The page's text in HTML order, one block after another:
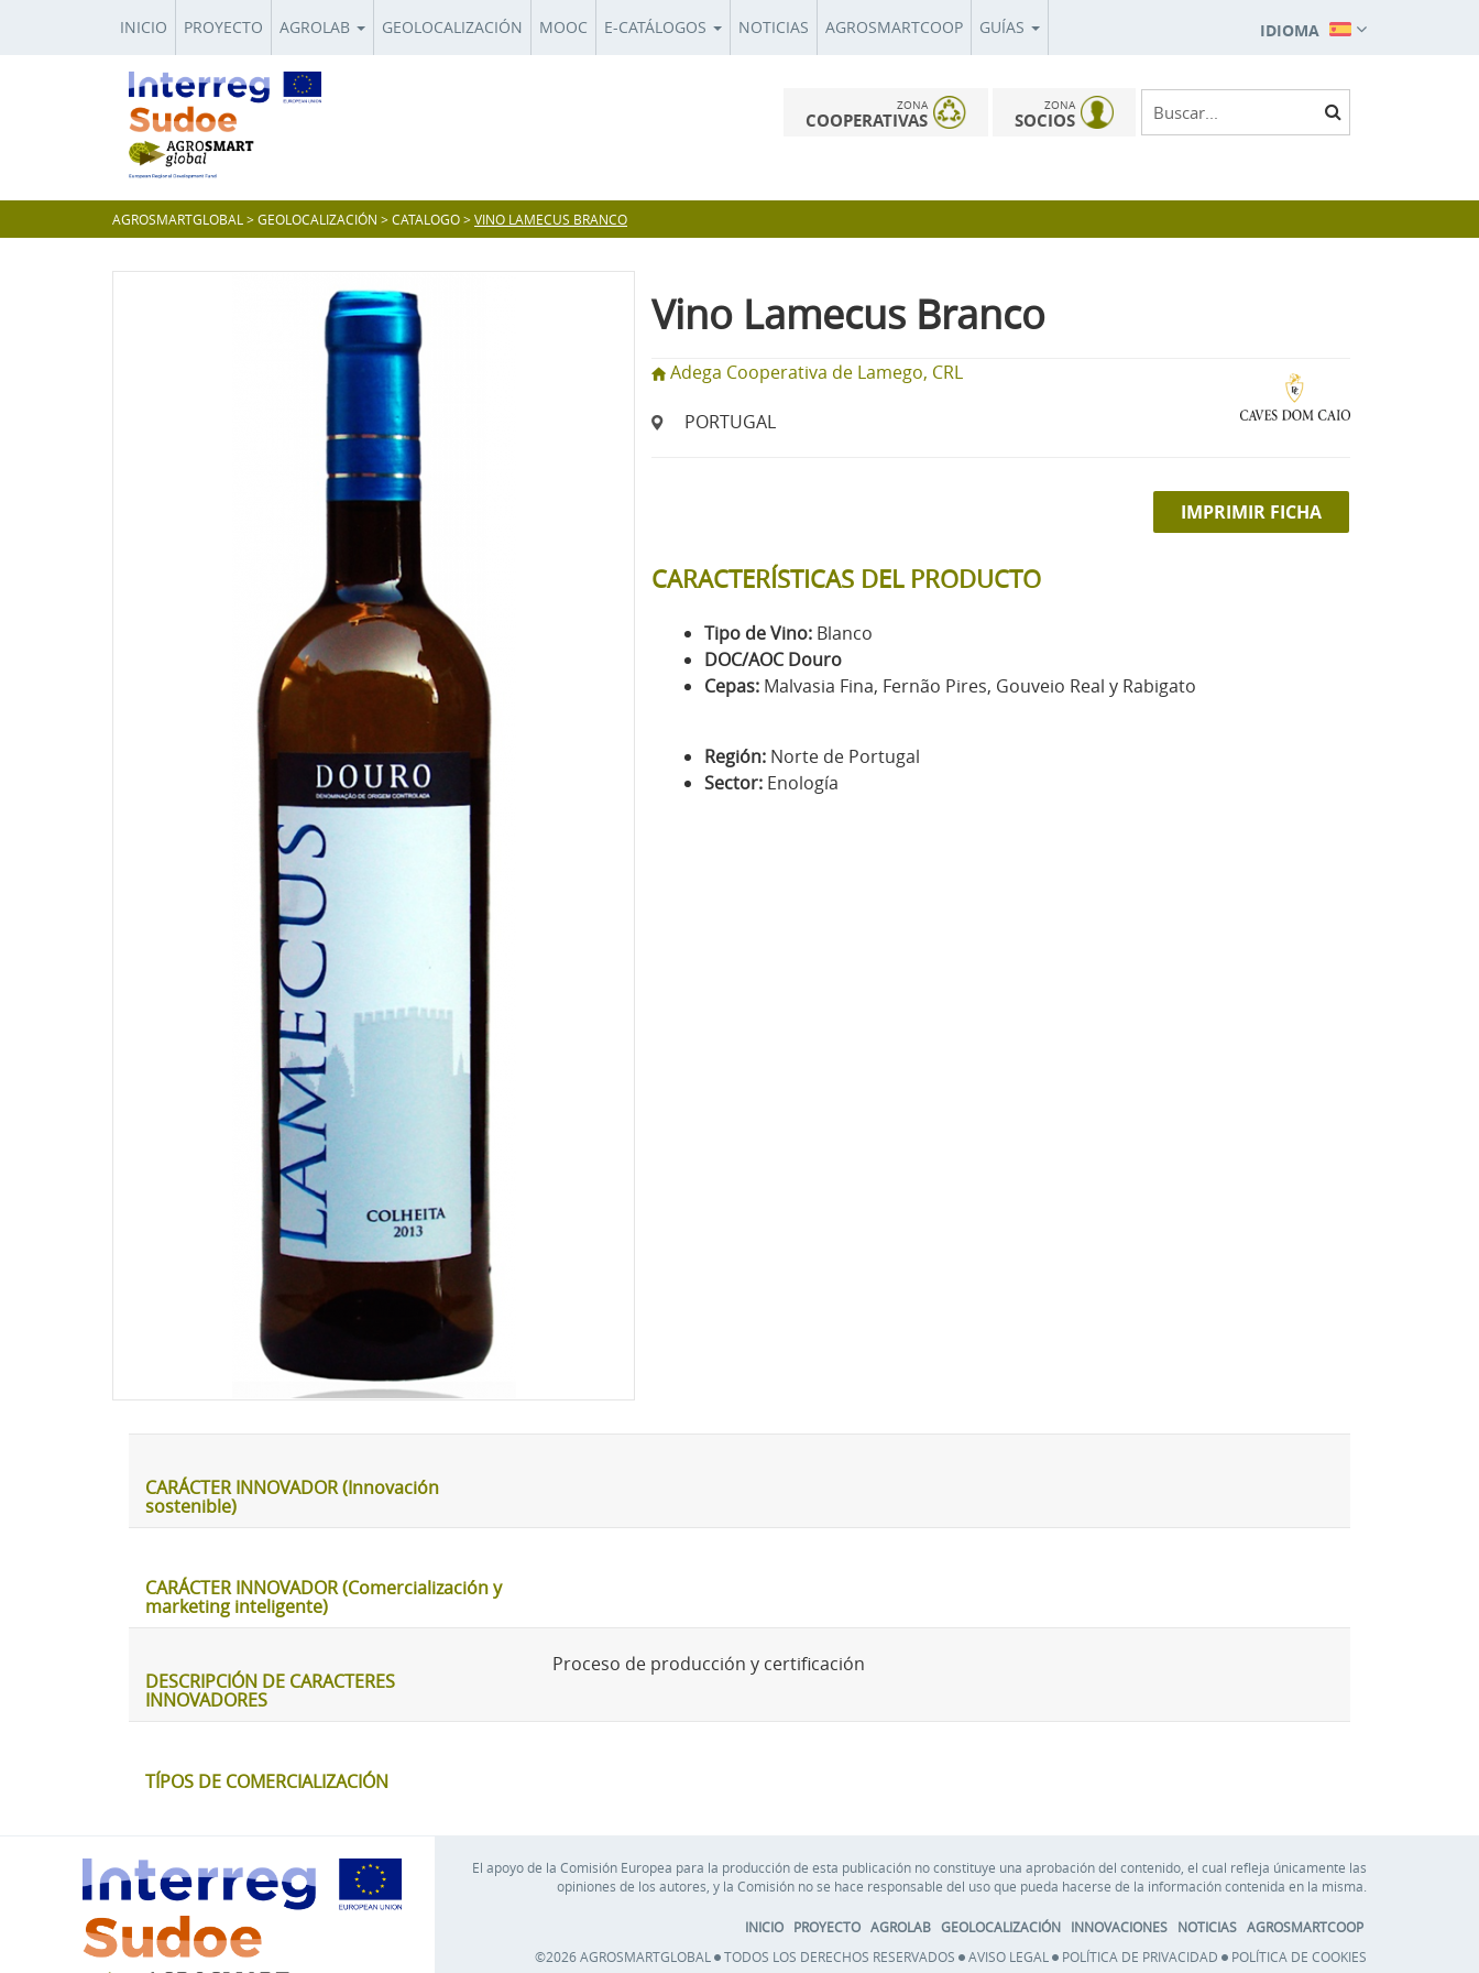
INICIO PROYECTO AGROLAB GEOLOCALIZACIÓN MOOC E-CATÁLOGOS NOTICIAS AGROSMARTCOOP GUÍAS IDIOMA
ZONA
COOPERATIVAS
ZONA
SOCIOS
AGROSMARTGLOBAL >GEOLOCALIZACIÓN >CATALOGO>VINO LAMECUS BRANCO
Vino Lamecus Branco
Adega Cooperativa de Lamego, CRL
PORTUGAL
IMPRIMIR FICHA
CARACTERÍSTICAS DEL PRODUCTO
Tipo de Vino: Blanco
DOC/AOC Douro
Cepas: Malvasia Fina, Fernão Pires, Gouveio Real y Rabigato
Región: Norte de Portugal
Sector: Enología
CARÁCTER INNOVADOR (Innovación
sostenible)
CARÁCTER INNOVADOR (Comercialización y
marketing inteligente)
DESCRIPCIÓN DE CARACTERES
INNOVADORES
Proceso de producción y certificación
TÍPOS DE COMERCIALIZACIÓN
El apoyo de la Comisión Europea para la producción de esta publicación no constituye una aprobación del contenido, el cual refleja únicamente las
opiniones de los autores, y la Comisión no se hace responsable del uso que pueda hacerse de la información contenida en la misma.
INICIO PROYECTO AGROLAB GEOLOCALIZACIÓN INNOVACIONES NOTICIAS AGROSMARTCOOP
©2026 AGROSMARTGLOBAL
TODOS LOS DERECHOS RESERVADOS AVISO LEGAL POLÍTICA DE PRIVACIDAD POLÍTICA DE COOKIES